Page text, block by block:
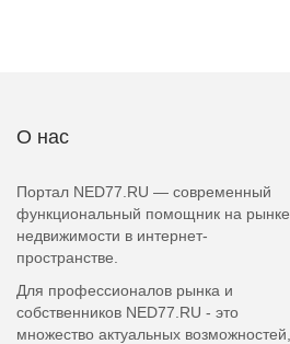
О нас
Портал NED77.RU — современный
функциональный помощник на рынке
недвижимости в интернет-
пространстве.
Для профессионалов рынка и
собственников NED77.RU - это
множество актуальных возможностей,